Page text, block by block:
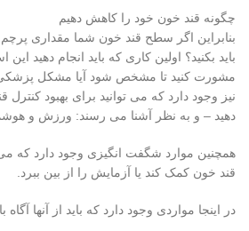
چگونه قند خون خود را کاهش دهیم
بنابراین اگر سطح قند خون شما مقداری
باید بکنید؟ اولین کاری که باید انجام دهید
مشورت کنید تا مشخص شود آیا مشکل پزشکی
نیز وجود دارد که می توانید برای بهبود کنترل
دهید – و به نظر آشنا می رسند: ورزش و
همچنین موارد شگفت انگیزی وجود دارد که
قند خون کمک کند یا آزمایش را از بین ببرد.
در اینجا مواردی وجود دارد که باید از آنها آگاه